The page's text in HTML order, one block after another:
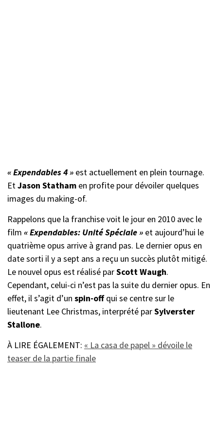
« Expendables 4 » est actuellement en plein tournage.
EtJason Statham en profite pour dévoiler quelques
images du making-of.
Rappelons que la franchise voit le jour en 2010 avec le
film « Expendables: Unité Spéciale » et aujourd’hui le
quatrième opus arrive à grand pas. Le dernier opus en
date sorti il y a sept ans a reçu un succès plutôt mitigé.
Le nouvel opus est réalisé parScott Waugh.
Cependant, celui-ci n’est pas la suite du dernier opus. En
effet, il s’agit d’un spin-offqui se centre sur le
lieutenant Lee Christmas, interprété parSylverster
Stallone.
À LIRE ÉGALEMENT: « La casa de papel » dévoile le
teaser de la partie finale